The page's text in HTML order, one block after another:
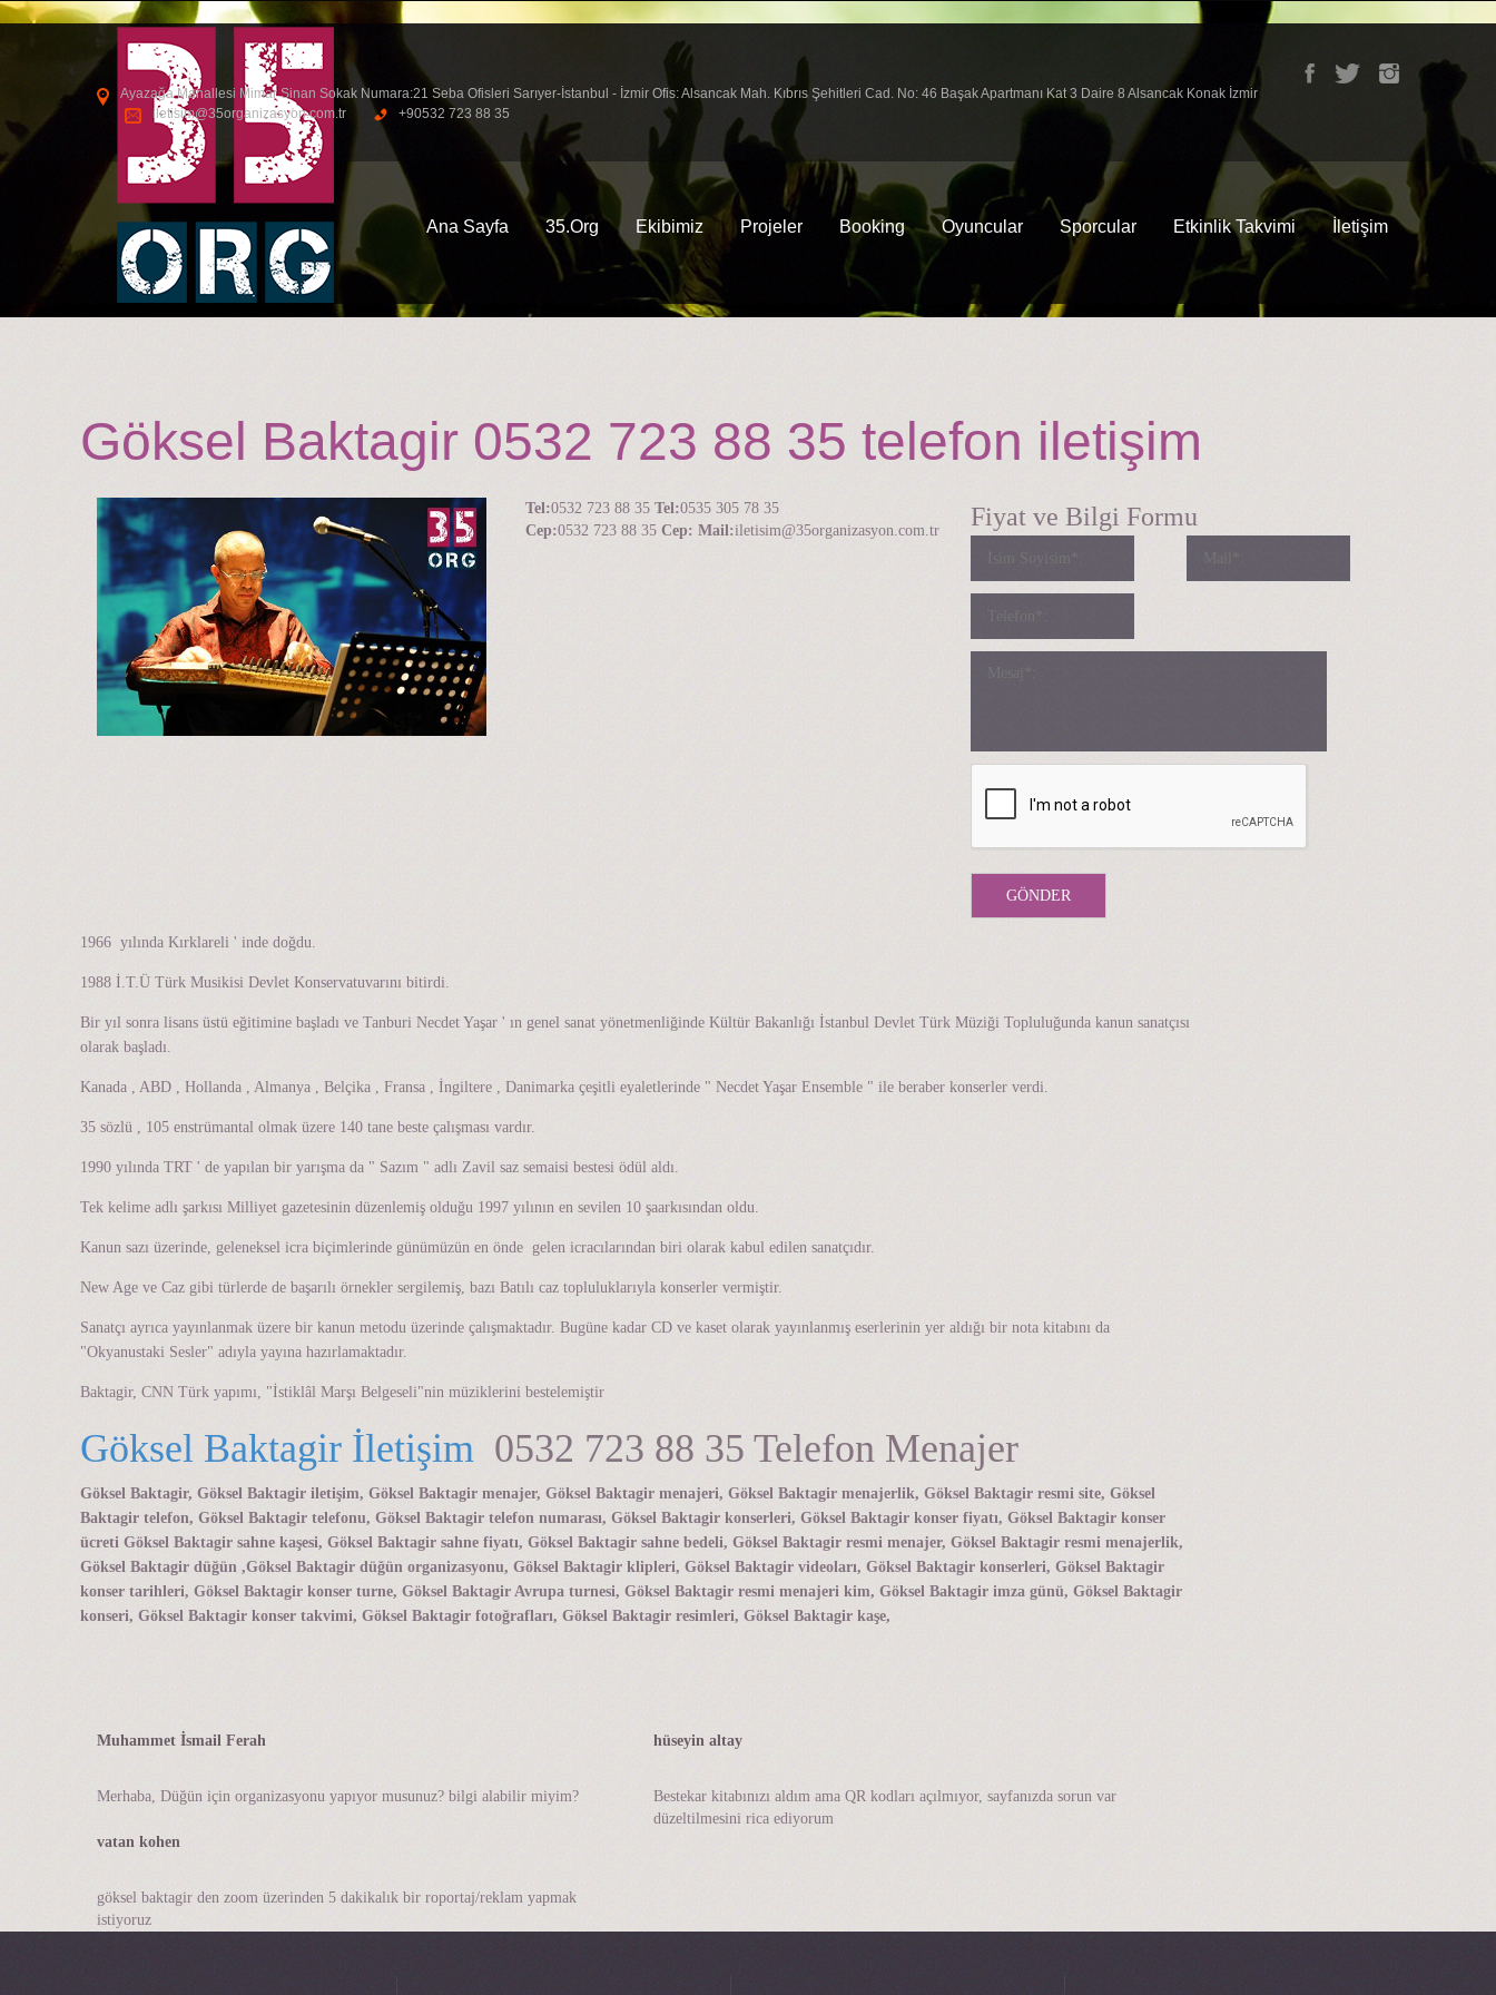
Ayazağa Mahallesi Mimar Sinan Sokak Numara:21 Seba Ofisleri Sarıyer-İstanbul - İzmir Ofis: Alsancak Mah. Kıbrıs Şehitleri Cad. No: 46 Başak Apartmanı Kat 3 Daire 8 Alsancak Konak İzmir
iletisim@35organizasyon.com.tr
+90532 723 88 35
Ana Sayfa 35.Org Ekibimiz Projeler Booking Oyuncular Sporcular Etkinlik Takvimi İletişim
Göksel Baktagir 0532 723 88 35 telefon iletişim
Tel:0532 723 88 35Tel:0535 305 78 35
Cep:0532 723 88 35Cep: Mail:iletisim@35organizasyon.com.tr Fiyat ve Bilgi Formu
1966 yılında Kırklareli ' inde doğdu.
1988 İ.T.Ü Türk Musikisi Devlet Konservatuvarını bitirdi.
Bir yıl sonra lisans üstü eğitimine başladı ve Tanburi Necdet Yaşar ' ın genel sanat yönetmenliğinde Kültür Bakanlığı İstanbul Devlet Türk Müziği Topluluğunda kanun sanatçısı
olarak başladı.
Kanada , ABD , Hollanda , Almanya , Belçika , Fransa , İngiltere , Danimarka çeşitli eyaletlerinde " Necdet Yaşar Ensemble " ile beraber konserler verdi.
35 sözlü , 105 enstrümantal olmak üzere 140 tane beste çalışması vardır.
1990 yılında TRT ' de yapılan bir yarışma da " Sazım " adlı Zavil saz semaisi bestesi ödül aldı.
Tek kelime adlı şarkısı Milliyet gazetesinin düzenlemiş olduğu 1997 yılının en sevilen 10 şaarkısından oldu.
Kanun sazı üzerinde, geleneksel icra biçimlerinde günümüzün en önde gelen icracılarından biri olarak kabul edilen sanatçıdır.
New Age ve Caz gibi türlerde de başarılı örnekler sergilemiş, bazı Batılı caz topluluklarıyla konserler vermiştir.
Sanatçı ayrıca yayınlanmak üzere bir kanun metodu üzerinde çalışmaktadır. Bugüne kadar CD ve kaset olarak yayınlanmış eserlerinin yer aldığı bir nota kitabını da
"Okyanustaki Sesler" adıyla yayına hazırlamaktadır.
Baktagir, CNN Türk yapımı, "İstiklâl Marşı Belgeseli"nin müziklerini bestelemiştir
Göksel Baktagir İletişim 0532 723 88 35 Telefon Menajer
Göksel Baktagir, Göksel Baktagir iletişim, Göksel Baktagir menajer, Göksel Baktagir menajeri, Göksel Baktagir menajerlik, Göksel Baktagir resmi site, Göksel
Baktagir telefon, Göksel Baktagir telefonu, Göksel Baktagir telefon numarası, Göksel Baktagir konserleri, Göksel Baktagir konser fiyatı, Göksel Baktagir konser
ücreti Göksel Baktagir sahne kaşesi, Göksel Baktagir sahne fiyatı, Göksel Baktagir sahne bedeli, Göksel Baktagir resmi menajer, Göksel Baktagir resmi menajerlik,
Göksel Baktagir düğün ,Göksel Baktagir düğün organizasyonu, Göksel Baktagir klipleri, Göksel Baktagir videoları, Göksel Baktagir konserleri, Göksel Baktagir
konser tarihleri, Göksel Baktagir konser turne, Göksel Baktagir Avrupa turnesi, Göksel Baktagir resmi menajeri kim, Göksel Baktagir imza günü, Göksel Baktagir
konseri, Göksel Baktagir konser takvimi, Göksel Baktagir fotoğrafları, Göksel Baktagir resimleri, Göksel Baktagir kaşe,
Muhammet İsmail Ferah
Merhaba, Düğün için organizasyonu yapıyor musunuz? bilgi alabilir miyim?
hüseyin altay
Bestekar kitabınızı aldım ama QR kodları açılmıyor, sayfanızda sorun var
düzeltilmesini rica ediyorum
vatan kohen
göksel baktagir den zoom üzerinden 5 dakikalık bir roportaj/reklam yapmak
istiyoruz